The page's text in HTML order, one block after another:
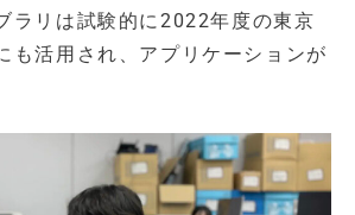
ラリは試験的に2022年度の東京
も活用され、アプリケーションが